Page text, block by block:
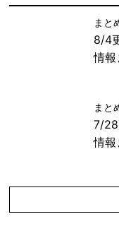
まと
8/4
情報
まと
7/
情報